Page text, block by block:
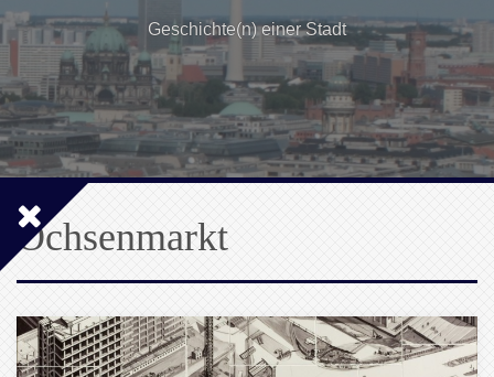
Geschichte(n) einer Stadt
Ochsenmarkt